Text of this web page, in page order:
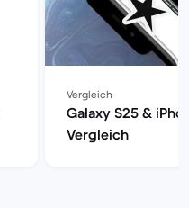
Vergleich
Galaxy S25 &
Vergleich